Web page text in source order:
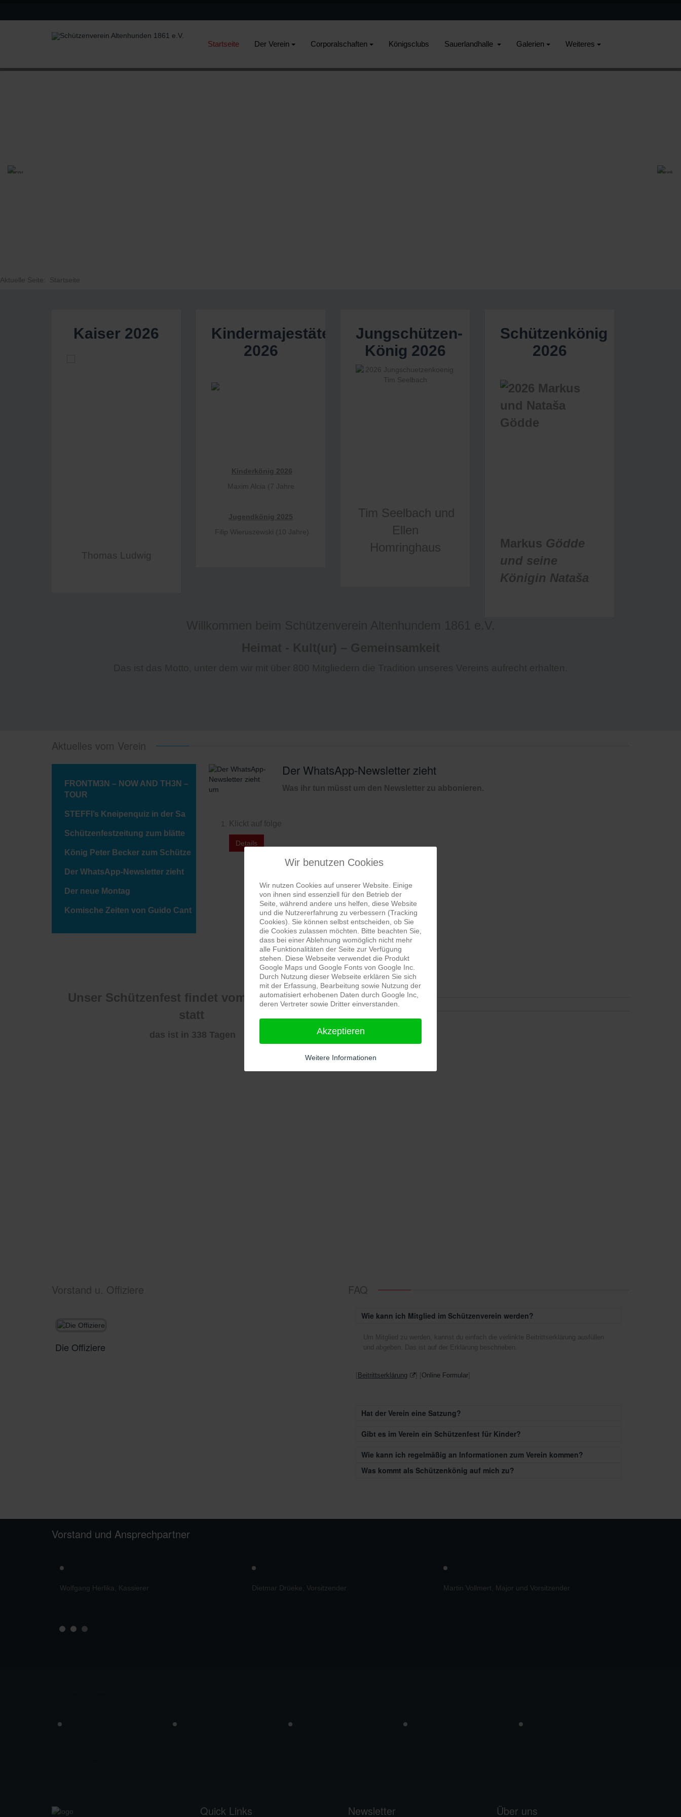
Startseite Der Verein Corporalschaften Königsclubs Sauerlandhalle Galerien Weiteres
Aktuelle Seite: Startseite
Kaiser 2026
Thomas Ludwig
Kindermajestäten
2026
Kinderkönig 2026
Maxim Alcia (7 Jahre
Jugendkönig 2025
Filip Wieruszewski (10 Jahre)
Jungschützen-
König 2026
Tim Seelbach und
Ellen
Homringhaus
Schützenkönig
2026
Markus Gödde
und seine
Königin Nataša
Aktuelles vom Verein
FRONTM3N – NOW AND TH3N –
TOUR
STEFFI’s Kneipenquiz in der Sa
Schützenfestzeitung zum blätte
König Peter Becker zum Schütze
Der WhatsApp-Newsletter zieht
Der neue Montag
Komische Zeiten von Guido Cant
Der neue Montag
Details
Unser Schützenfest findet vom 10. - 13. Juli
statt
das ist in 338 Tagen
Termine
Keine Termine
Vorstand u. Offiziere
Die Offiziere Der Vorstand
FAQ
Wie kann ich Mitglied im Schützenverein werden?
Um Mitglied zu werden, kannst du einfach die verlinkte Beitrittserklärung ausfüllen
und abgeben. Das ist auf der Erklärung beschrieben.
Beitrittserklärung Online Formular
Hat der Verein eine Satzung?
Gibt es im Verein ein Schützenfest für Kinder?
Wie kann ich regelmäßig an Informationen zum Verein kommen?
Was kommt als Schützenkönig auf mich zu?
Vorstand und Ansprechpartner
Wolfgang Herlika, Kassierer Dietmar Drüeke, Vorsitzender Martin Vollmert, Major und Vorsitzender
Quick Links Newsletter Über uns
Wir benutzen Cookies
Wir nutzen Cookies auf unserer Website. Einige
von ihnen sind essenziell für den Betrieb der
Seite, während andere uns helfen, diese Website
und die Nutzererfahrung zu verbessern (Tracking
Cookies). Sie können selbst entscheiden, ob Sie
die Cookies zulassen möchten. Bitte beachten Sie,
dass bei einer Ablehnung womöglich nicht mehr
alle Funktionalitäten der Seite zur Verfügung
stehen. Diese Webseite verwendet die Produkt
Google Maps und Google Fonts von Google Inc.
Durch Nutzung dieser Webseite erklären Sie sich
mit der Erfassung, Bearbeitung sowie Nutzung der
automatisiert erhobenen Daten durch Google Inc,
deren Vertreter sowie Dritter einverstanden.
Akzeptieren
Weitere Informationen